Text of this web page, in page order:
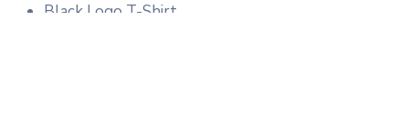
Black Logo T-Shirt